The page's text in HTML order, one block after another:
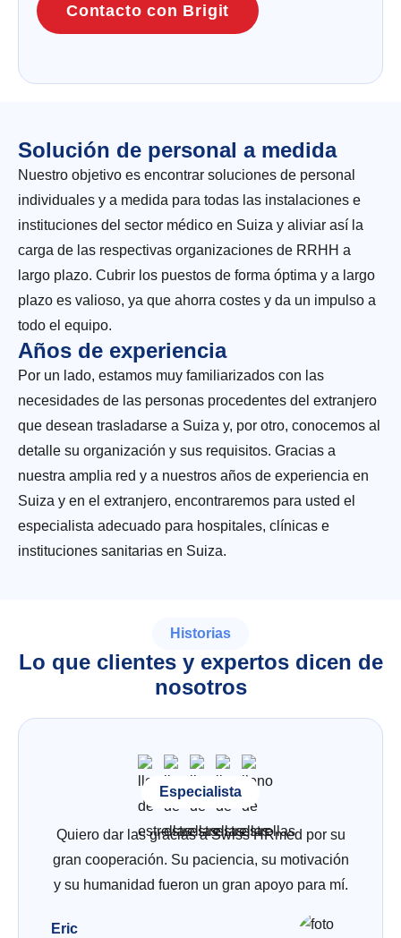
Contacto con Brigit
Solución de personal a medida
Nuestro objetivo es encontrar soluciones de personal
individuales y a medida para todas las instalaciones e
instituciones del sector médico en Suiza y aliviar así la
carga de las respectivas organizaciones de RRHH a
largo plazo. Cubrir los puestos de forma óptima y a largo
plazo es valioso, ya que ahorra costes y da un impulso a
todo el equipo.
Años de experiencia
Por un lado, estamos muy familiarizados con las
necesidades de las personas procedentes del extranjero
que desean trasladarse a Suiza y, por otro, conocemos al
detalle su organización y sus requisitos. Gracias a
nuestra amplia red y a nuestros años de experiencia en
Suiza y en el extranjero, encontraremos para usted el
especialista adecuado para hospitales, clínicas e
instituciones sanitarias en Suiza.
Historias
Lo que clientes y expertos dicen de
nosotros
Especialista
Quiero dar las gracias a Swiss HRmed por su
gran cooperación. Su paciencia, su motivación
y su humanidad fueron un gran apoyo para mí.
Eric